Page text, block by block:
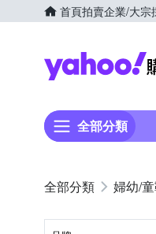
首頁拍賣企業/大宗
全部分類
婦幼/